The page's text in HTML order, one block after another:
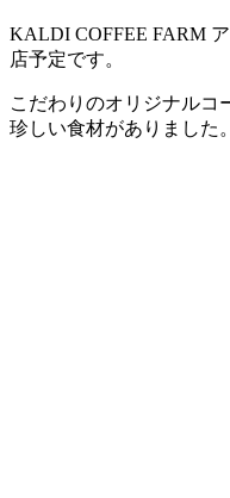
KALDI COFFEE FARM
店予定です。
こだわりのオリジナルコ
珍しい食材がありました。